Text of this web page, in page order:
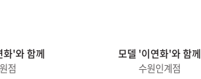
화'와 함께
점
모델 '이연화'와 함께
수원인계점